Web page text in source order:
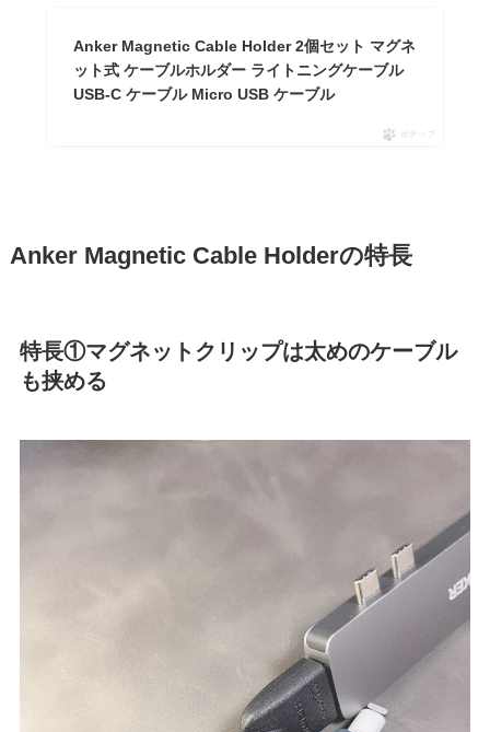
Anker Magnetic Cable Holder 2個セット マグネ
ット式 ケーブルホルダー ライトニングケーブル
USB-C ケーブル Micro USB ケーブル
ポチップ
Anker Magnetic Cable Holderの特長
特長①マグネットクリップは太めのケーブル
も挟める